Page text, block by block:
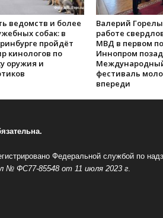
ведомств и более
собак: в
пройдёт
кинологов по
оружия и
Валерий
работе
МВД в первом
Иннопром
фестиваль
впереди
Федеральной службой по
№ ФС77-85548 от 11 июля 2023 г.